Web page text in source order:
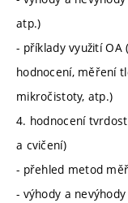
atp.)
- příklady využití
hodnocení, měření
mikročistoty, atp.)
4. hodnocení
a cvičení)
- přehled metod
- výhody a